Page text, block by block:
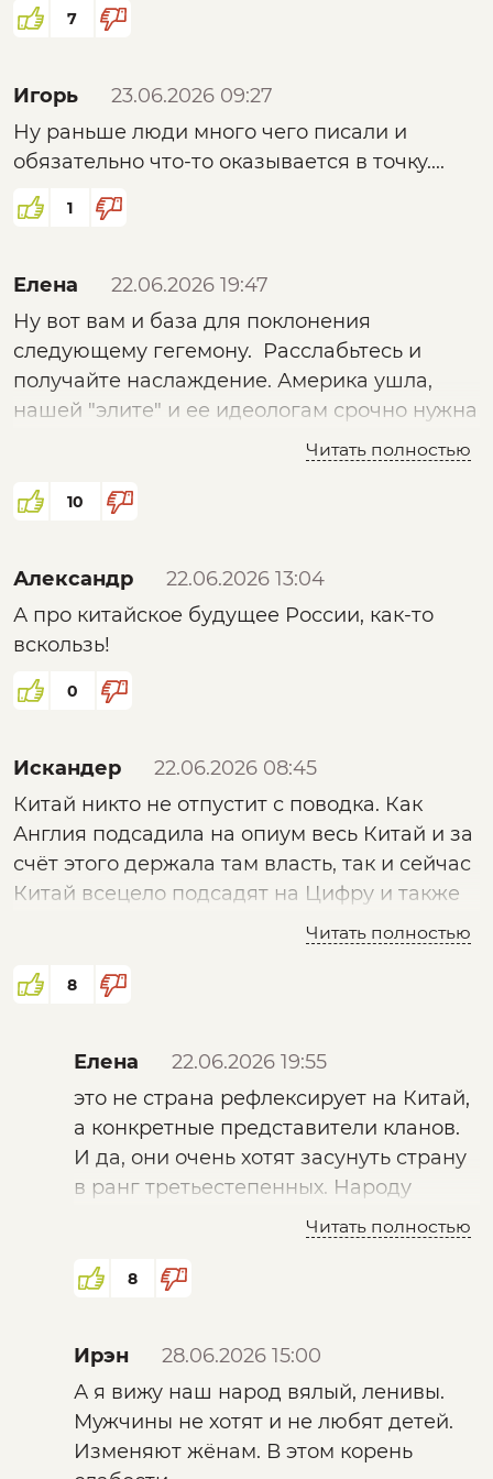
чувствовал себя личностью,независимо от
справедливости и равенстве.
Это о чем? Есть произведения где
7
Игорь
23.06.2026 09:27
Ну раньше люди много чего писали и
обязательно что-то оказывается в точку....
1
Елена
22.06.2026 19:47
Ну вот вам и база для поклонения
следующему гегемону. Расслабьтесь и
получайте наслаждение. Америка ушла,
нашей "элите" и ее идеологам срочно нужна
замена. Ну не могут они без внешнего
только переводчики западных идеалов на
Читать полностью
10
Александр
22.06.2026 13:04
А про китайское будущее России, как-то
вскользь!
0
Искандер
22.06.2026 08:45
Китай никто не отпустит с поводка. Как
Англия подсадила на опиум весь Китай и за
счёт этого держала там власть, так и сейчас
Китай всецело подсадят на Цифру и также
будут держать на цифровом поводке.
И производство биг тек контролирует
АСаШай (DARPA).
Китай, значит ты страна третьего мира.
АСаШай смотрящие за странами
"Цивилизованного Запада".
И сейчас во многом конфликты между и
Читать полностью
8
Елена
22.06.2026 19:55
это не страна рефлексирует на Китай,
а конкретные представители кланов.
И да, они очень хотят засунуть страну
в ранг третьестепенных. Народу
приписывают рабский менталитет, на
просто не укладывается самостояние.
Читать полностью
8
Ирэн
28.06.2026 15:00
А я вижу наш народ вялый, ленивы.
Мужчины не хотят и не любят детей.
Изменяют жёнам. В этом корень